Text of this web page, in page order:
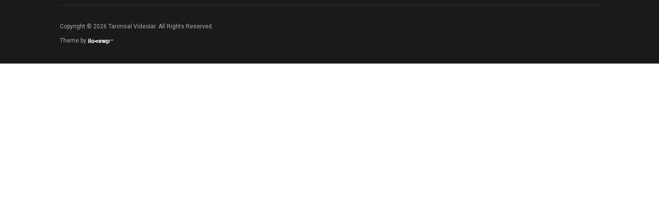
Copyright © 2026 Tarımsal Videolar. All Rights Reserved.
Theme by